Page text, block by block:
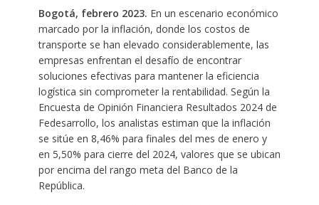
Bogotá, febrero 2023. En un escenario económico
marcado por la inflación, donde los costos de
transporte se han elevado considerablemente, las
empresas enfrentan el desafío de encontrar
soluciones efectivas para mantener la eficiencia
logística sin comprometer la rentabilidad. Según la
Encuesta de Opinión Financiera Resultados 2024 de
Fedesarrollo, los analistas estiman que la inflación
se sitúe en 8,46% para finales del mes de enero y
en 5,50% para cierre del 2024, valores que se ubican
por encima del rango meta del Banco de la
República.